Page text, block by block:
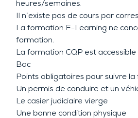
heures/semaines.
Il n’existe pas de cours par
La formation E-Learning ne
formation.
La formation CQP est
Bac
Points obligatoires pour suivre la
Un permis de conduire et un
Le casier judiciaire vierge
Une bonne condition physique